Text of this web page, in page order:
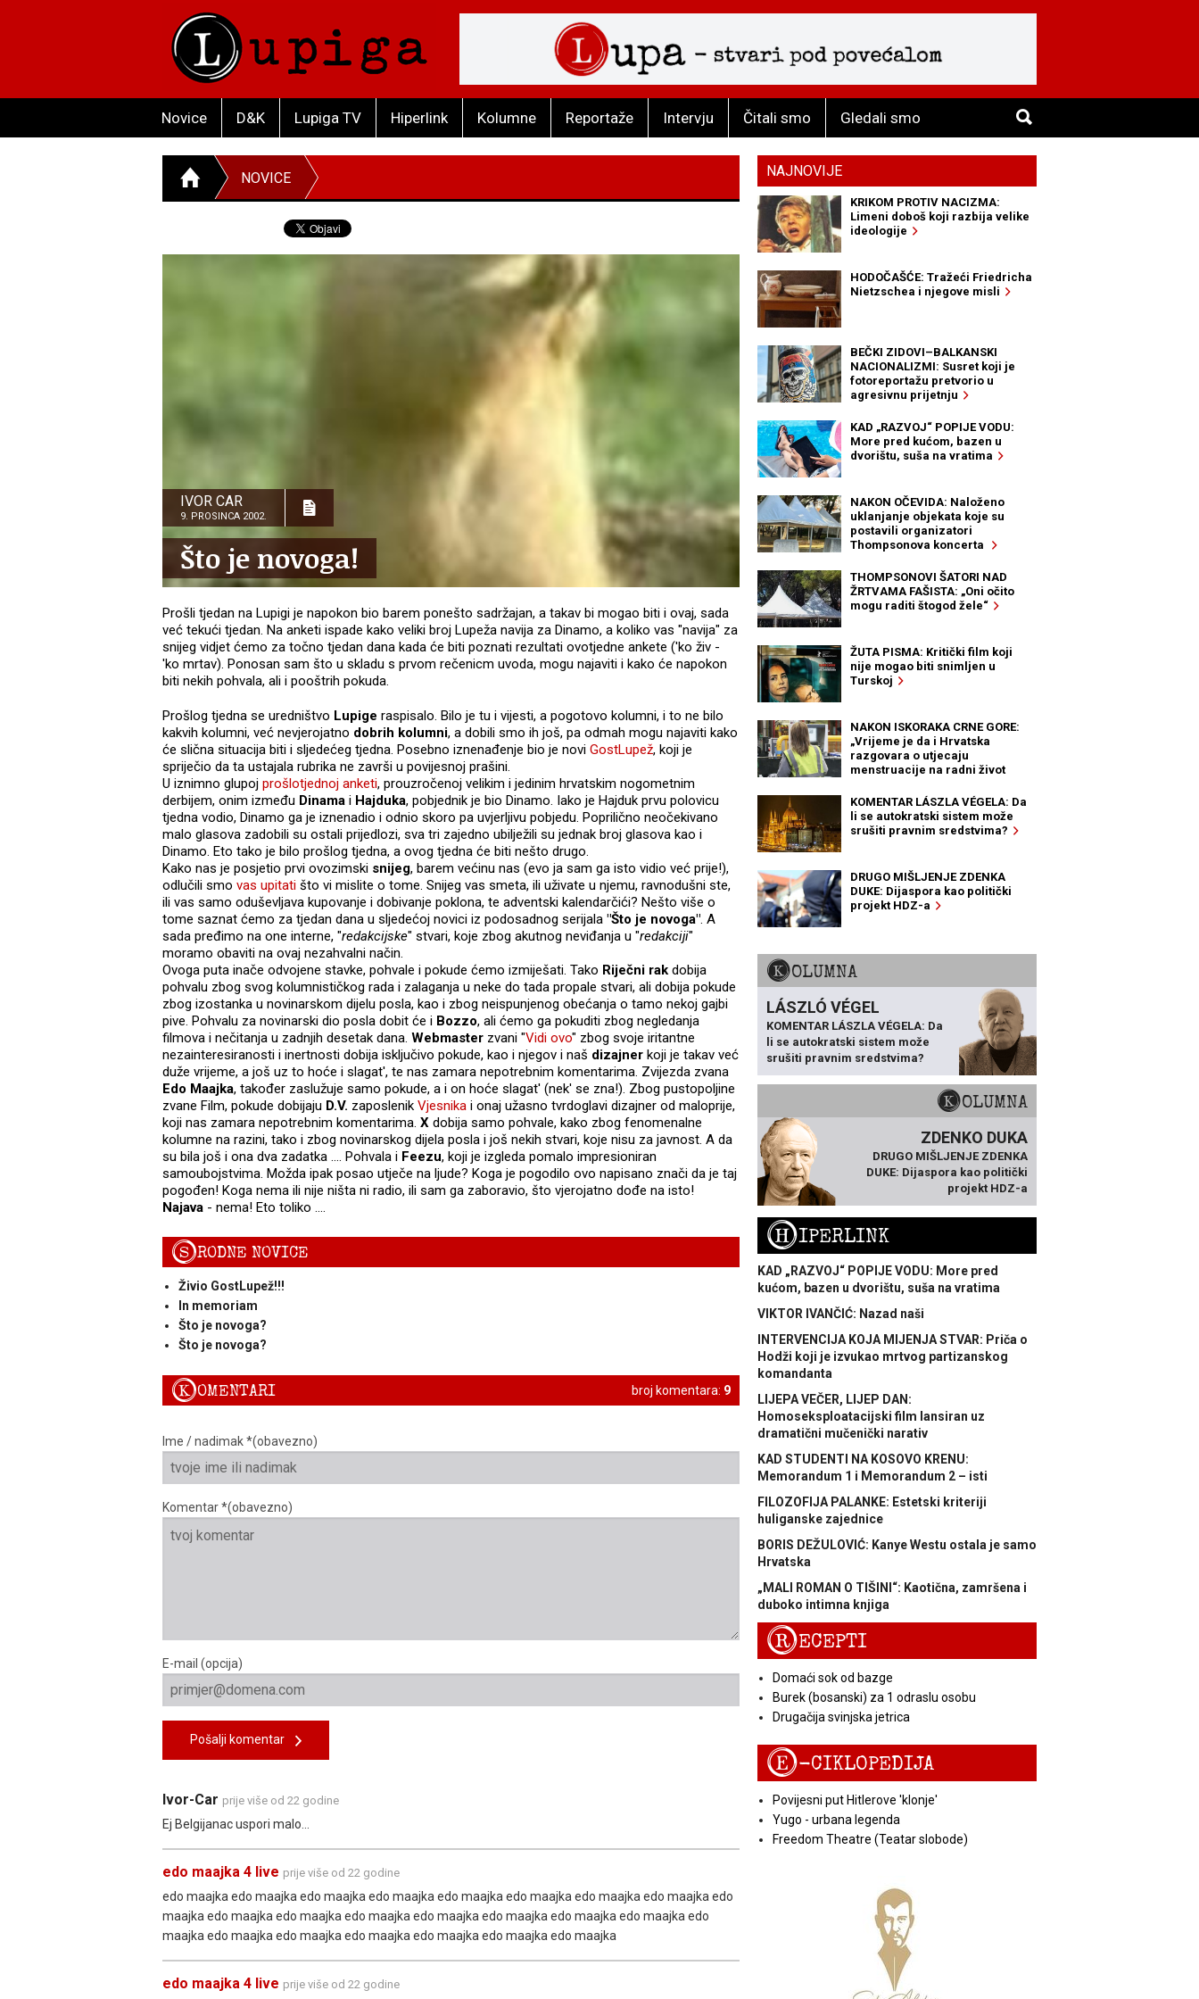
Novice D&K Lupiga TV Hiperlink Kolumne Reportaže Intervju Čitali smo Gledali smo
NOVICE
IVOR CAR
9. PROSINCA 2002.
Što je novoga!
Prošli tjedan na Lupigi je napokon bio barem ponešto sadržajan, a takav bi mogao biti i ovaj, sada
već tekući tjedan. Na anketi ispade kako veliki broj Lupeža navija za Dinamo, a koliko vas "navija" za
snijeg vidjet ćemo za točno tjedan dana kada će biti poznati rezultati ovotjedne ankete ('ko živ -
'ko mrtav). Ponosan sam što u skladu s prvom rečenicm uvoda, mogu najaviti i kako će napokon
biti nekih pohvala, ali i pooštrih pokuda.
Prošlog tjedna se uredništvo Lupige raspisalo. Bilo je tu i vijesti, a pogotovo kolumni, i to ne bilo
kakvih kolumni, već nevjerojatno dobrih kolumni, a dobili smo ih još, pa odmah mogu najaviti kako
će slična situacija biti i sljedećeg tjedna. Posebno iznenađenje bio je novi GostLupež, koji je
spriječio da ta ustajala rubrika ne završi u povijesnoj prašini.
U iznimno glupoj prošlotjednoj anketi, prouzročenoj velikim i jedinim hrvatskim nogometnim
derbijem, onim između Dinama i Hajduka, pobjednik je bio Dinamo. Iako je Hajduk prvu polovicu
tjedna vodio, Dinamo ga je iznenadio i odnio skoro pa uvjerljivu pobjedu. Poprilično neočekivano
malo glasova zadobili su ostali prijedlozi, sva tri zajedno ubilježili su jednak broj glasova kao i
Dinamo. Eto tako je bilo prošlog tjedna, a ovog tjedna će biti nešto drugo.
Kako nas je posjetio prvi ovozimski snijeg, barem većinu nas (evo ja sam ga isto vidio već prije!),
odlučili smo vas upitati što vi mislite o tome. Snijeg vas smeta, ili uživate u njemu, ravnodušni ste,
ili vas samo oduševljava kupovanje i dobivanje poklona, te adventski kalendarčići? Nešto više o
tome saznat ćemo za tjedan dana u sljedećoj novici iz podosadnog serijala "Što je novoga". A
sada pređimo na one interne, "redakcijske" stvari, koje zbog akutnog neviđanja u "redakciji"
moramo obaviti na ovaj nezahvalni način.
Ovoga puta inače odvojene stavke, pohvale i pokude ćemo izmiješati. Tako Riječni rak dobija
pohvalu zbog svog kolumnističkog rada i zalaganja u neke do tada propale stvari, ali dobija pokude
zbog izostanka u novinarskom dijelu posla, kao i zbog neispunjenog obećanja o tamo nekoj gajbi
pive. Pohvalu za novinarski dio posla dobit će i Bozzo, ali ćemo ga pokuditi zbog negledanja
filmova i nečitanja u zadnjih desetak dana. Webmaster zvani "Vidi ovo" zbog svoje iritantne
nezainteresiranosti i inertnosti dobija isključivo pokude, kao i njegov i naš dizajner koji je takav već
duže vrijeme, a još uz to hoće i slagat', te nas zamara nepotrebnim komentarima. Zvijezda zvana
Edo Maajka, također zaslužuje samo pokude, a i on hoće slagat' (nek' se zna!). Zbog pustopoljine
zvane Film, pokude dobijaju D.V. zaposlenik Vjesnika i onaj užasno tvrdoglavi dizajner od maloprije,
koji nas zamara nepotrebnim komentarima. X dobija samo pohvale, kako zbog fenomenalne
kolumne na razini, tako i zbog novinarskog dijela posla i još nekih stvari, koje nisu za javnost. A da
su bila još i ona dva zadatka .... Pohvala i Feezu, koji je izgleda pomalo impresioniran
samoubojstvima. Možda ipak posao utječe na ljude? Koga je pogodilo ovo napisano znači da je taj
pogođen! Koga nema ili nije ništa ni radio, ili sam ga zaboravio, što vjerojatno dođe na isto!
Najava - nema! Eto toliko ....
SRODNE NOVICE
Živio GostLupež!!!
In memoriam
Što je novoga?
Što je novoga?
broj komentara: 9
KOMENTARI
Ime / nadimak *(obavezno)
Komentar *(obavezno)
E-mail (opcija)
Pošalji komentar
Ivor-Car prije više od 22 godine
Ej Belgijanac uspori malo...
edo maajka 4 live prije više od 22 godine
edo maajka edo maajka edo maajka edo maajka edo maajka edo maajka edo maajka edo maajka edo
maajka edo maajka edo maajka edo maajka edo maajka edo maajka edo maajka edo maajka edo
maajka edo maajka edo maajka edo maajka edo maajka edo maajka edo maajka
edo maajka 4 live prije više od 22 godine
NAJNOVIJE
KRIKOM PROTIV NACIZMA:
Limeni doboš koji razbija velike
ideologije
HODOČAŠĆE: Tražeći Friedricha
Nietzschea i njegove misli
BEČKI ZIDOVI–BALKANSKI
NACIONALIZMI: Susret koji je
fotoreportažu pretvorio u
agresivnu prijetnju
KAD „RAZVOJ“ POPIJE VODU:
More pred kućom, bazen u
dvorištu, suša na vratima
NAKON OČEVIDA: Naloženo
uklanjanje objekata koje su
postavili organizatori
Thompsonova koncerta
THOMPSONOVI ŠATORI NAD
ŽRTVAMA FAŠISTA: „Oni očito
mogu raditi štogod žele“
ŽUTA PISMA: Kritički film koji
nije mogao biti snimljen u
Turskoj
NAKON ISKORAKA CRNE GORE:
„Vrijeme je da i Hrvatska
razgovara o utjecaju
menstruacije na radni život
KOMENTAR LÁSZLA VÉGELA: Da
li se autokratski sistem može
srušiti pravnim sredstvima?
DRUGO MIŠLJENJE ZDENKA
DUKE: Dijaspora kao politički
projekt HDZ-a
KOLUMNA
LÁSZLÓ VÉGEL
KOMENTAR LÁSZLA VÉGELA: Da
li se autokratski sistem može
srušiti pravnim sredstvima?
KOLUMNA
ZDENKO DUKA
DRUGO MIŠLJENJE ZDENKA
DUKE: Dijaspora kao politički
projekt HDZ-a
HIPERLINK
KAD „RAZVOJ“ POPIJE VODU: More pred
kućom, bazen u dvorištu, suša na vratima
VIKTOR IVANČIĆ: Nazad naši
INTERVENCIJA KOJA MIJENJA STVAR: Priča o
Hodži koji je izvukao mrtvog partizanskog
komandanta
LIJEPA VEČER, LIJEP DAN:
Homoseksploatacijski film lansiran uz
dramatični mučenički narativ
KAD STUDENTI NA KOSOVO KRENU:
Memorandum 1 i Memorandum 2 – isti
FILOZOFIJA PALANKE: Estetski kriteriji
huliganske zajednice
BORIS DEŽULOVIĆ: Kanye Westu ostala je samo
Hrvatska
„MALI ROMAN O TIŠINI“: Kaotična, zamršena i
duboko intimna knjiga
RECEPTI
Domaći sok od bazge
Burek (bosanski) za 1 odraslu osobu
Drugačija svinjska jetrica
E-CIKLOPEDIJA
Povijesni put Hitlerove 'klonje'
Yugo - urbana legenda
Freedom Theatre (Teatar slobode)